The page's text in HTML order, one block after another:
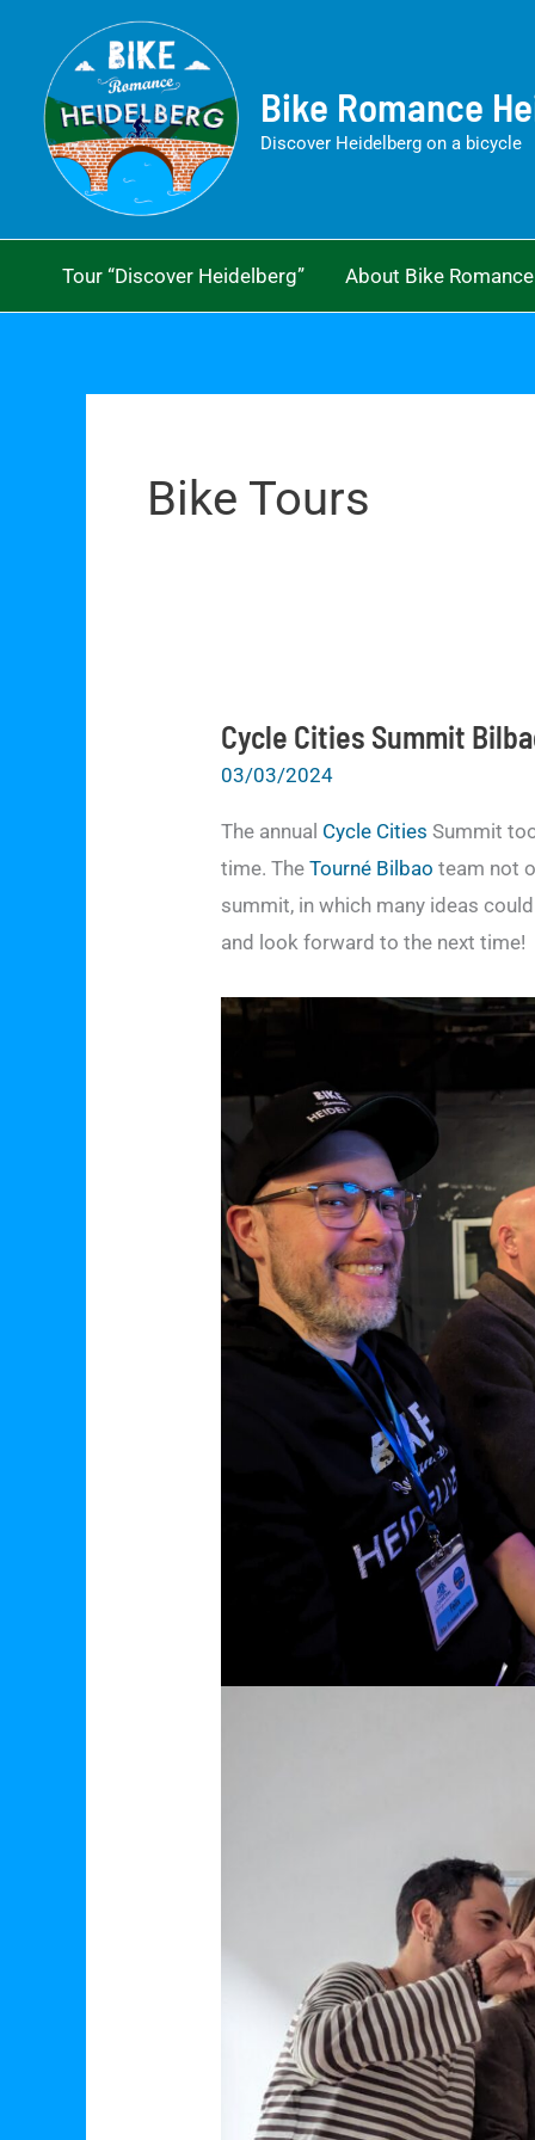
content
Bike Romance
Discover Heidelberg on a bicycle
Tour “Discover Heidelberg” About Bike
Bike Tours
Cycle Cities Summit
03/03/2024
The annual Cycle Cities Summit
time. TheTourné Bilbao team not
summit, in which many ideas
and look forward to the next time!